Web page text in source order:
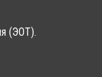
(ЭОТ).